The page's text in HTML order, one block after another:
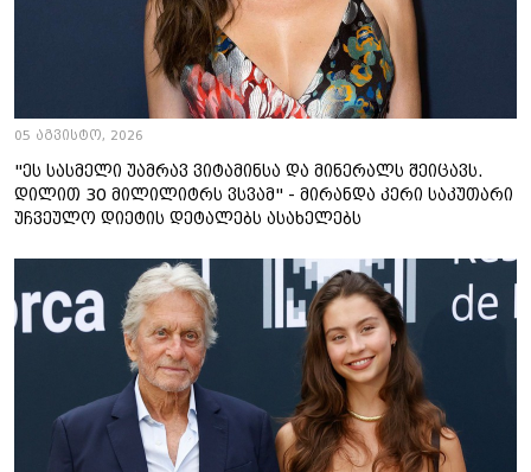
05 აგვისტო, 2026
"ეს სასმელი უამრავ ვიტამინსა და მინერალს შეიცავს.
დილით 30 მილილიტრს ვსვამ" - მირანდა კერი საკუთარი
უჩვეულო დიეტის დეტალებს ასახელებს